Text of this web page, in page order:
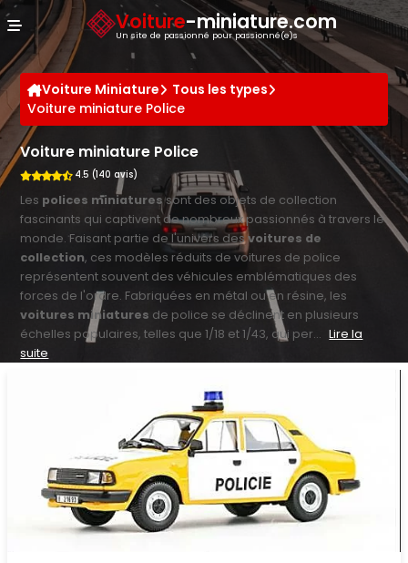
Voiture-miniature.com
Un site de passionné pour passionné(e)s
Voiture Miniature
Tous les types
Voiture miniature Police
Voiture miniature Police
4.5 (140 avis)
Les polices miniaturessont des objets de collection
fascinants qui captivent de nombreux passionnés à travers le
monde. Faisant partie de l'univers desvoitures de
collection, ces modèles réduits de voitures de police
représentent souvent des véhicules emblématiques des
forces de l'ordre. Fabriquées en métal ou en résine, les
voitures miniatures de police se déclinent en plusieurs
échelles populaires, telles que 1/18 et 1/43, qui per... Lire la
suite
Panneau de gestion des cookies